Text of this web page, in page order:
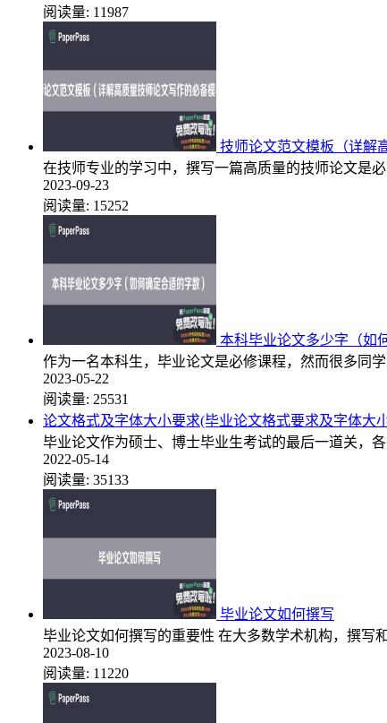
阅读量: 11987
技师论文范文模板（详解
在技师专业的学习中，撰写一篇高质量的技师论文是
2023-09-23
阅读量: 15252
本科毕业论文多少字（如
作为一名本科生，毕业论文是必修课程，然而很多同
2023-05-22
阅读量: 25531
论文格式及字体大小要求(毕业论文格式要求及字体大
毕业论文作为硕士、博士毕业生考试的最后一道关，
2022-05-14
阅读量: 35133
毕业论文如何撰写
毕业论文如何撰写的重要性 在大多数学术机构，撰写
2023-08-10
阅读量: 11220